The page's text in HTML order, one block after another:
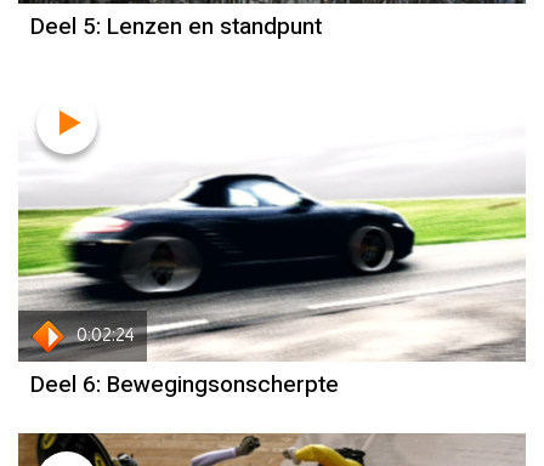
Deel 5: Lenzen en standpunt
0:02:24
Deel 6: Bewegingsonscherpte